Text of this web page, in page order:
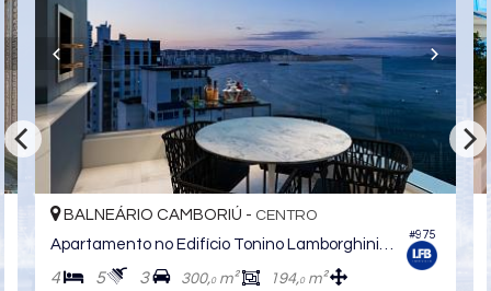
Apartamento no Edifício Tonino Lamborghini Residences
m²
BALNEÁRIO CAMBORIÚ -
4 5 3 169,